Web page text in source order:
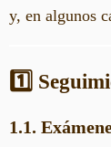
y, en algunos
1️⃣
1.1.